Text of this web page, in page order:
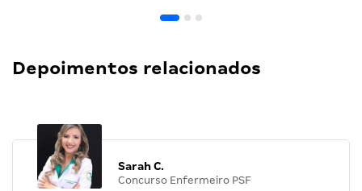
Depoimentos relacionados
Sarah C.
Concurso Enfermeiro PSF